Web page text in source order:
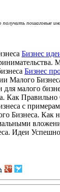
пошаговые
Бизнес
Бизнес
Малого
Как
Бизнеса. Как
Идеи